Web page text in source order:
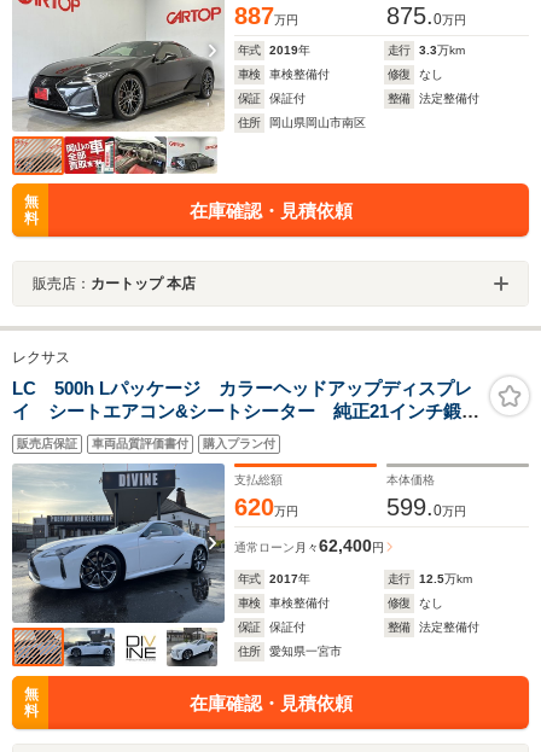
887万円 875.0万円
年式 2019年 走行 3.3万km
車検
車検整備付 修復
なし
保証
保証付 整備
法定整備付
住所
岡山県岡山市南区
無
料
在庫確認・見積依頼
販売店： カートップ 本店
レクサス
LC 500h Lパッケージ カラーヘッドアップディスプレ
イ シートエアコン&シートシーター 純正21インチ鍛造
アルミ テレビキャンセラー 純正2.0ETC バックカメ
ラ ガラスルーフ純正マルチ(フルセグTV)
販売店保証 車両品質評価書付 購入プラン付
支払総額
620万円
本体価格
599.0万円
通常ローン 月々62,400円
年式 2017年 走行 12.5万km
車検
車検整備付 修復
なし
保証
保証付 整備
法定整備付
住所
愛知県一宮市
無
料
在庫確認・見積依頼